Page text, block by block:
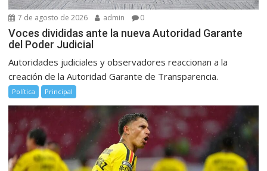
7 de agosto de 2026 admin 0
Voces divididas ante la nueva Autoridad Garante
del Poder Judicial
Autoridades judiciales y observadores reaccionan a la
creación de la Autoridad Garante de Transparencia.
Política Principal